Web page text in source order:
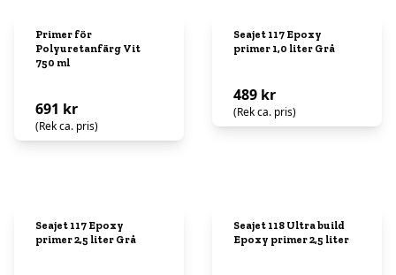
Primer för
Polyuretanfärg Vit
750 ml
691 kr
(Rek ca. pris)
Seajet 117 Epoxy
primer 1,0 liter Grå
489 kr
(Rek ca. pris)
Seajet 117 Epoxy
primer 2,5 liter Grå
Seajet 118 Ultra build
Epoxy primer 2,5 liter